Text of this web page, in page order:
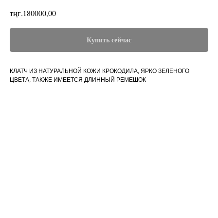
тңг.180000,00
Купить сейчас
КЛАТЧ ИЗ НАТУРАЛЬНОЙ КОЖИ КРОКОДИЛА, ЯРКО ЗЕЛЕНОГО
ЦВЕТА, ТАКЖЕ ИМЕЕТСЯ ДЛИННЫЙ РЕМЕШОК